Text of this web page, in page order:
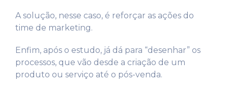
A solução, nesse caso, é reforçar as ações do
time de marketing.
Enfim, após o estudo, já dá para “desenhar” os
processos, que vão desde a criação de um
produto ou serviço até o pós-venda.